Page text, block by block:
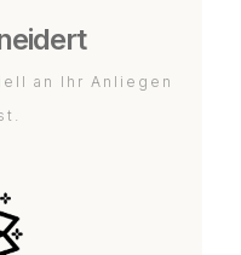
an Ihr Anliegen